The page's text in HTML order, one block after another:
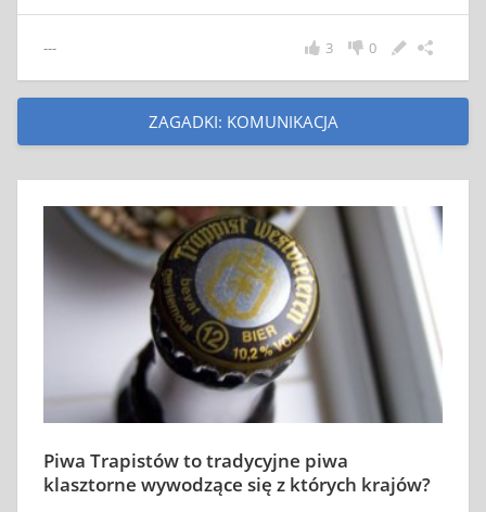
--- 0
3
ZAGADKI: KOMUNIKACJA
Piwa Trapistów to tradycyjne piwa
klasztorne wywodzące się z których krajów?